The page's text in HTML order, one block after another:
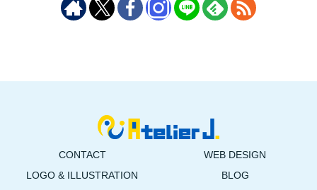
CONTACT
WEB DESIGN
LOGO & ILLUSTRATION
BLOG